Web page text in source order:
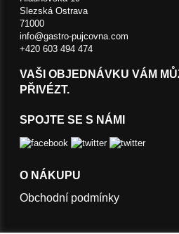
Slezská Ostrava
71000
info@gastro-pujcovna.com
+420 603 494 474
VAŠI OBJEDNÁVKU VÁM
PŘIVÉZT.
SPOJTE SE S NÁMI
O NÁKUPU
Obchodní podmínky